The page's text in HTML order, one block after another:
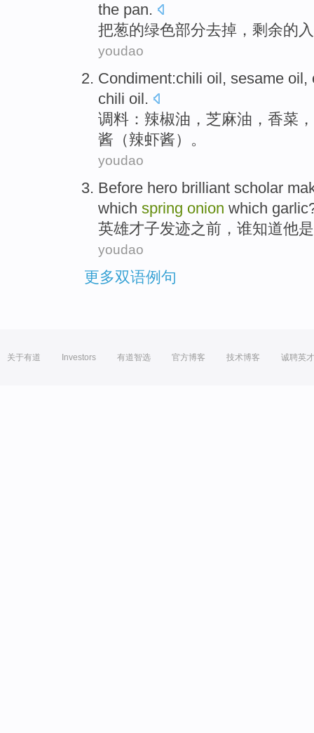
the pan.
把葱的绿色部分去掉 ， 剩余的 入
youdao
Condiment:chili oil, sesame oil,
chili oil.
调料 ： 辣椒油 ， 芝麻油 ， 香菜
酱（辣虾酱）。
youdao
Before hero brilliant scholar
which spring onion which garlic
英雄才子发迹之前 ， 谁知道他是
youdao
更多双语例句
关于有道 Investors 有道智选 官方博客 技术博客 诚聘英才